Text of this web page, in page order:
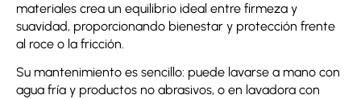
materiales crea un equilibrio ideal entre firmeza y
suavidad, proporcionando bienestar y protección frente
al roce o la fricción.
Su mantenimiento es sencillo: puede lavarse a mano con
agua fría y productos no abrasivos, o en lavadora con